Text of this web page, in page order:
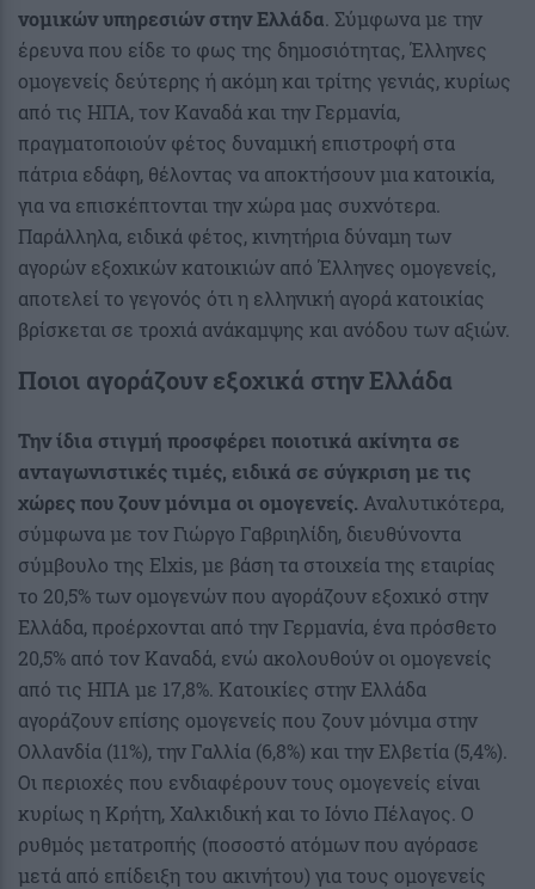
νομικών υπηρεσιών στην Ελλάδα. Σύμφωνα με την
έρευνα που είδε το φως της δημοσιότητας, Έλληνες
ομογενείς δεύτερης ή ακόμη και τρίτης γενιάς, κυρίως
από τις ΗΠΑ, τον Καναδά και την Γερμανία,
πραγματοποιούν φέτος δυναμική επιστροφή στα
πάτρια εδάφη, θέλοντας να αποκτήσουν μια κατοικία,
για να επισκέπτονται την χώρα μας συχνότερα.
Παράλληλα, ειδικά φέτος, κινητήρια δύναμη των
αγορών εξοχικών κατοικιών από Έλληνες ομογενείς,
αποτελεί το γεγονός ότι η ελληνική αγορά κατοικίας
βρίσκεται σε τροχιά ανάκαμψης και ανόδου των αξιών.
Ποιοι αγοράζουν εξοχικά στην Ελλάδα
Την ίδια στιγμή προσφέρει ποιοτικά ακίνητα σε
ανταγωνιστικές τιμές, ειδικά σε σύγκριση με τις
χώρες που ζουν μόνιμα οι ομογενείς. Αναλυτικότερα,
σύμφωνα με τον Γιώργο Γαβριηλίδη, διευθύνοντα
σύμβουλο της Elxis, με βάση τα στοιχεία της εταιρίας
το 20,5% των ομογενών που αγοράζουν εξοχικό στην
Ελλάδα, προέρχονται από την Γερμανία, ένα πρόσθετο
20,5% από τον Καναδά, ενώ ακολουθούν οι ομογενείς
από τις ΗΠΑ με 17,8%. Κατοικίες στην Ελλάδα
αγοράζουν επίσης ομογενείς που ζουν μόνιμα στην
Ολλανδία (11%), την Γαλλία (6,8%) και την Ελβετία (5,4%).
Οι περιοχές που ενδιαφέρουν τους ομογενείς είναι
κυρίως η Κρήτη, Χαλκιδική και το Ιόνιο Πέλαγος. Ο
ρυθμός μετατροπής (ποσοστό ατόμων που αγόρασε
μετά από επίδειξη του ακινήτου) για τους ομογενείς